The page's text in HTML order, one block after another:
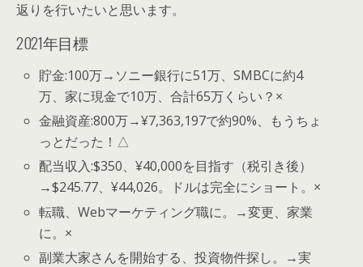
返りを行いたいと思います。
2021年目標
貯金:100万→ソニー銀行に51万、SMBCに約4
万、家に現金で10万、合計65万くらい？×
金融資産:800万→¥7,363,197で約90%、もうちょ
っとだった！△
配当収入:$350、¥40,000を目指す（税引き後）
→$245.77、¥44,026。ドルは完全にショート。×
転職、Webマーケティング職に。→変更、家業
に。×
副業大家さんを開始する、投資物件探し。→実